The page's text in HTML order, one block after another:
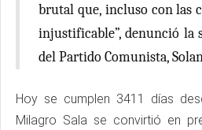
brutal que, incluso con las
injustificable”, denunció la
del Partido Comunista,
Hoy se cumplen 3411 días
Milagro Sala se convirtió en